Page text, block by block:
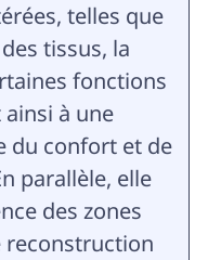
telles que
tissus, la
fonctions
à une
du confort et de
parallèle, elle
des zones
reconstruction